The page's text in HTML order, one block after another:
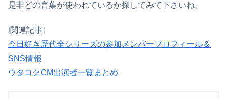
是非どの言葉が使われているか探してみて下さいね。
[関連記事]
今日好き歴代全シリーズの参加メンバープロフィール＆
SNS情報
ウタコクCM出演者一覧まとめ